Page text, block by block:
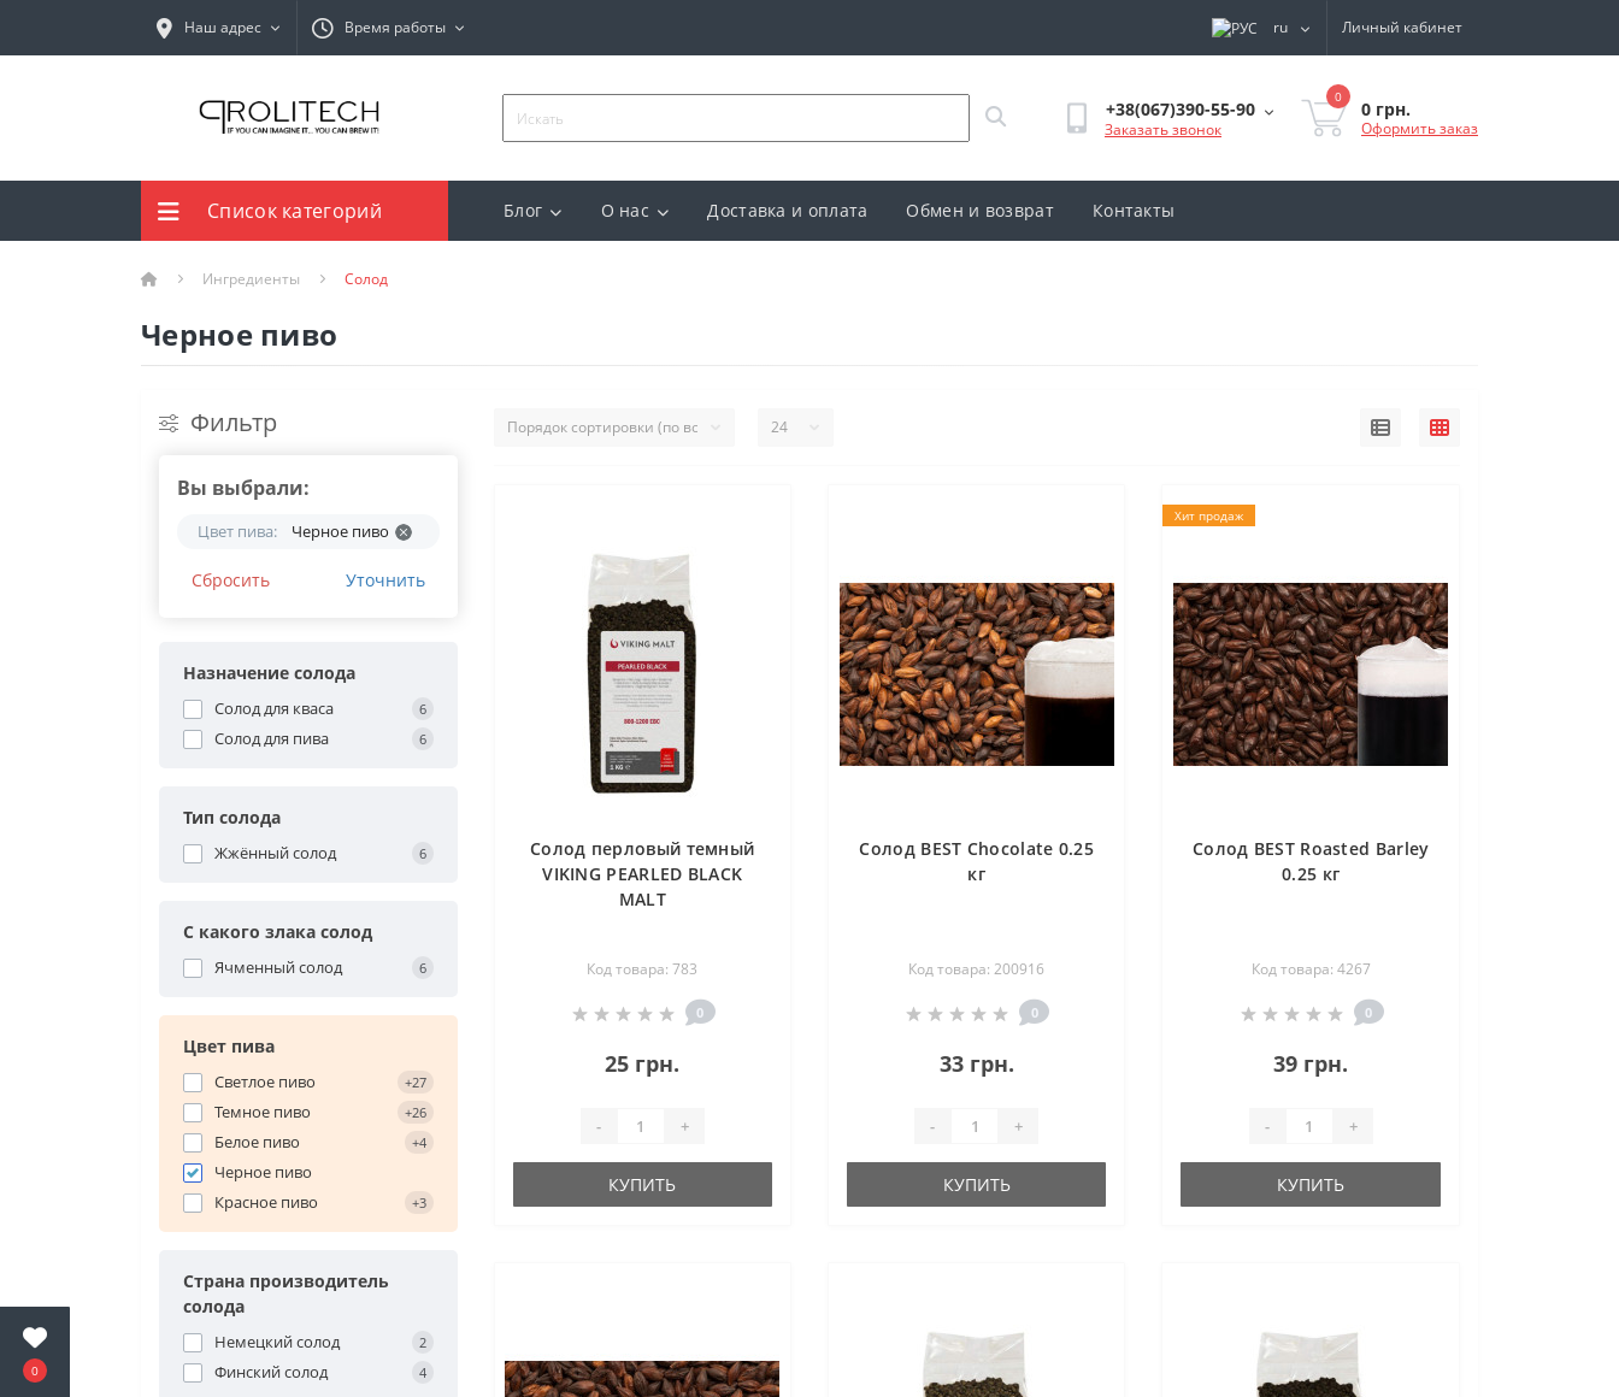
0
Наш адрес Время работы ru Личный кабинет
+38(067)390-55-90
Заказать звонок
0
0 грн.
Оформить заказ
Список категорий Блог О нас Доставка и оплата Обмен и возврат Контакты
Ингредиенты Солод
Черное пиво
Фильтр
Вы выбрали:
Цвет пива: Черное пиво
Сбросить Уточнить
Назначение солода
Солод для кваса 6
Солод для пива 6
Тип солода
Жжённый солод 6
С какого злака солод
Ячменный солод 6
Цвет пива
Светлое пиво +27
Темное пиво +26
Белое пиво +4
Черное пиво
Красное пиво
+3
Страна производитель
солода
Немецкий солод 2
Финский солод 4
Солод перловый темный
VIKING PEARLED BLACK
MALT
Код товара: 783
0
25 грн.
- +
КУПИТЬ
Солод BEST Chocolate 0.25
кг
Код товара: 200916
0
33 грн.
- +
КУПИТЬ
Хит продаж
Солод BEST Roasted Barley
0.25 кг
Код товара: 4267
0
39 грн.
- +
КУПИТЬ